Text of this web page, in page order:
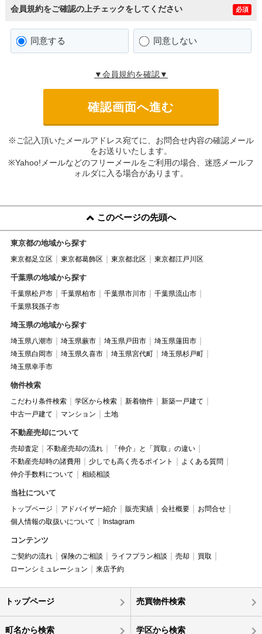
会員規約をご確認の上チェックをしてください 必須
同意する 同意しない
▼会員規約を確認▼
※ご記入頂いたメールアドレス宛てに、お問合せ内容の確認メール
をお送りいたします。
※Yahoo!メールなどのフリーメールをご利用の場合、迷惑メールフ
ォルダに入る場合があります。
このページの先頭へ
東京都の地域から探す
東京都足立区 東京都葛飾区 東京都北区 東京都江戸川区
千葉県の地域から探す
千葉県松戸市 千葉県柏市 千葉県市川市
千葉県流山市
千葉県我孫子市
埼玉県の地域から探す
埼玉県八潮市 埼玉県蕨市 埼玉県戸田市
埼玉県蓮田市
埼玉県白岡市
埼玉県久喜市 埼玉県宮代町
埼玉県杉戸町
埼玉県幸手市
物件検索
こだわり条件検索 学区から検索 新着物件
新築一戸建て
中古一戸建て
マンション 土地
不動産売却について
売却査定 不動産売却の流れ
「仲介」と「買取」の違い
不動産売却時の諸費用
少しでも高く売るポイント
よくある質問
仲介手数料について
相続相談
当社について
トップページ アドバイザー紹介 販売実績 会社概要
お問合せ
個人情報の取扱いについて
Instagram
コンテンツ
ご契約の流れ 保険のご相談 ライフプラン相談 売却
買取
ローンシミュレーション
来店予約
トップページ 売買物件検索
町名から検索 学区から検索